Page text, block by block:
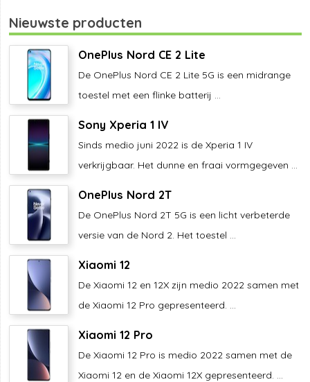
Nieuwste producten
OnePlus Nord CE 2 Lite
De OnePlus Nord CE 2 Lite 5G is een midrange
toestel met een flinke batterij ...
Sony Xperia 1 IV
Sinds medio juni 2022 is de Xperia 1 IV
verkrijgbaar. Het dunne en fraai vormgegeven ...
OnePlus Nord 2T
De OnePlus Nord 2T 5G is een licht verbeterde
versie van de Nord 2. Het toestel ...
Xiaomi 12
De Xiaomi 12 en 12X zijn medio 2022 samen met
de Xiaomi 12 Pro gepresenteerd. ...
Xiaomi 12 Pro
De Xiaomi 12 Pro is medio 2022 samen met de
Xiaomi 12 en de Xiaomi 12X gepresenteerd. ...